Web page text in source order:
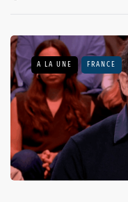
A LA UNE FRANCE